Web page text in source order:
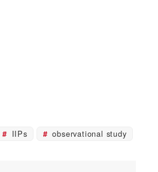
IIPs observational study